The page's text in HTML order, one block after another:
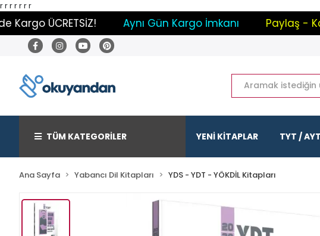
rrrrr r r
ÜCRETSİZ! Aynı Gün Kargo İmkanı Paylaş -
TÜM KATEGORİLER YENİ KİTAPLAR TYT /
Ana Sayfa Yabancı Dil Kitapları YDS - YDT - YÖKDİL Kitapları